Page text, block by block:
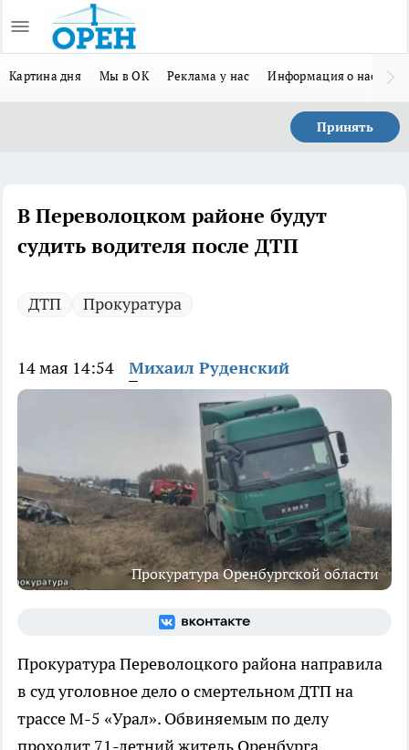
Картина дня Мы в ОК Реклама у нас Информация о нас
Принять
В Переволоцком районе будут
судить водителя после ДТП
ДТП Прокуратура
14 мая 14:54 Михаил Руденский
Прокуратура Оренбургской области
Прокуратура Переволоцкого района направила
в суд уголовное дело о смертельном ДТП на
трассе М-5 «Урал». Обвиняемым по делу
проходит 71-летний житель Оренбурга.